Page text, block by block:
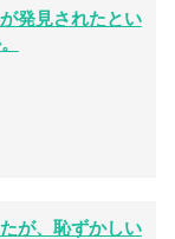
発見されたとい
が、恥ずかしい